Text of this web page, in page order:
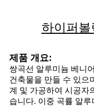
하이퍼
제품 개요:
쌍곡선 알루미늄 베니
건축물을 만들 수 있으
계 및 가공하여 시공자
습니다. 이중 곡률 알